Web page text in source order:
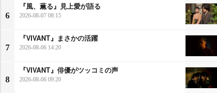
6
『風、薫る』見上愛が語る
2026-08-07 08:15
7
『VIVANT』まさかの活躍
2026-08-06 14:20
8
『VIVANT』俳優がツッコミの声
2026-08-06 09:20